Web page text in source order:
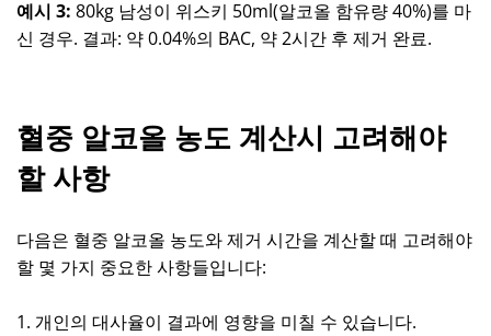
예시 3: 80kg 남성이 위스키 50ml(알코올 함유량 40%)를 마
신 경우. 결과: 약 0.04%의 BAC, 약 2시간 후 제거 완료.
혈중 알코올 농도 계산시 고려해야
할 사항
다음은 혈중 알코올 농도와 제거 시간을 계산할 때 고려해야
할 몇 가지 중요한 사항들입니다:
1. 개인의 대사율이 결과에 영향을 미칠 수 있습니다.